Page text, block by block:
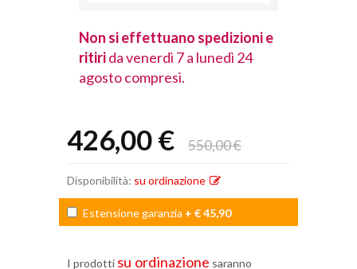
Non si effettuano spedizioni e
ritirida venerdì 7 a lunedì 24
agosto compresi.
426,00 € 550,00 €
Disponibilità: su ordinazione
Estensione garanzia + € 45,90
I prodotti su ordinazione saranno